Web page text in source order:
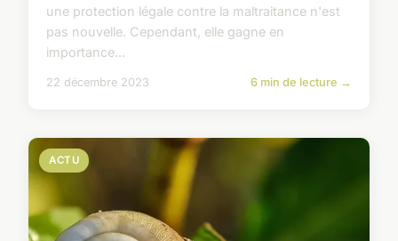
une protection légale contre la maltraitance n'est
pas nouvelle. Cependant, elle gagne en
importance...
22 décembre 2023 6 min de lecture →
ACTU